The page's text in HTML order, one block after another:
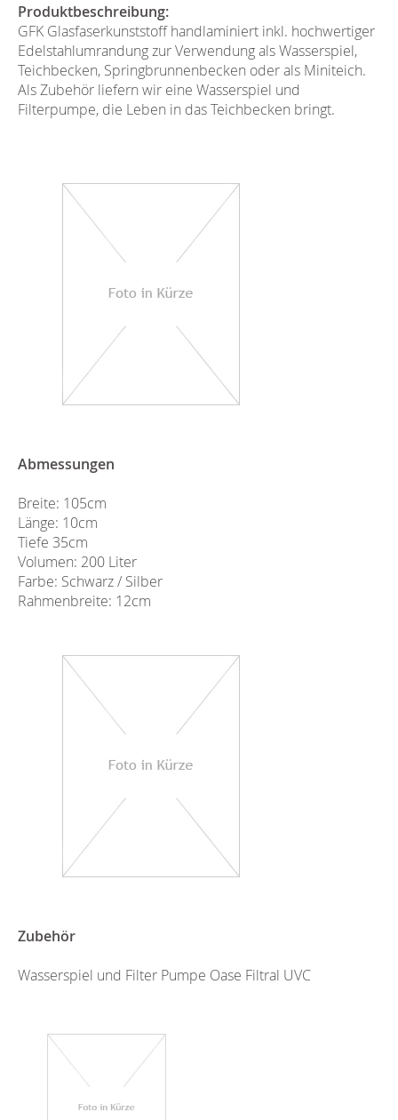
Produktbeschreibung:
GFK Glasfaserkunststoff handlaminiert inkl. hochwertiger
Edelstahlumrandung zur Verwendung als Wasserspiel,
Teichbecken, Springbrunnenbecken oder als Miniteich.
Als Zubehör liefern wir eine Wasserspiel und
Filterpumpe, die Leben in das Teichbecken bringt.
Abmessungen
Breite: 105cm
Länge: 10cm
Tiefe 35cm
Volumen: 200 Liter
Farbe: Schwarz / Silber
Rahmenbreite: 12cm
Zubehör
Wasserspiel und Filter Pumpe Oase Filtral UVC